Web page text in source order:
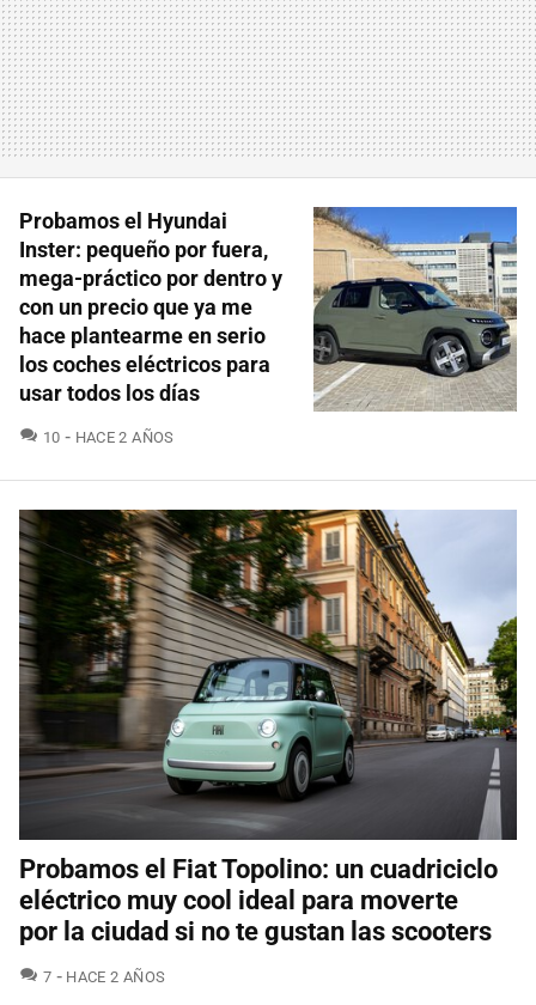
Probamos el Hyundai
Inster: pequeño por fuera,
mega-práctico por dentro y
con un precio que ya me
hace plantearme en serio
los coches eléctricos para
usar todos los días
10 COMENTARIOS
HACE 2 AÑOS
Probamos el Fiat Topolino: un cuadriciclo
eléctrico muy cool ideal para moverte
por la ciudad si no te gustan las scooters
7 COMENTARIOS
HACE 2 AÑOS